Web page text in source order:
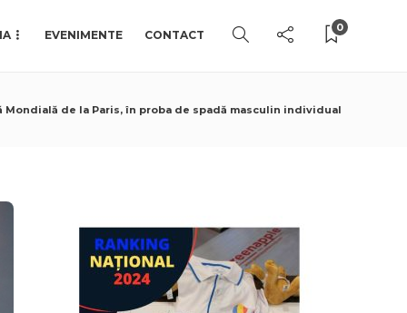
EVENIMENTE CONTACT
0
Mondială de la Paris, în proba de spadă masculin individual